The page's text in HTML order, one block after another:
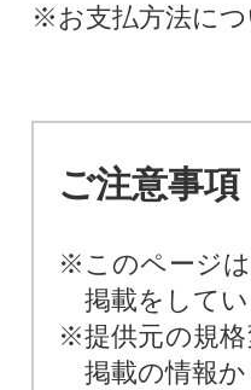
※お支払方法に
ご注意事項
※このページ
掲載をしてい
※提供元の規
掲載の情報